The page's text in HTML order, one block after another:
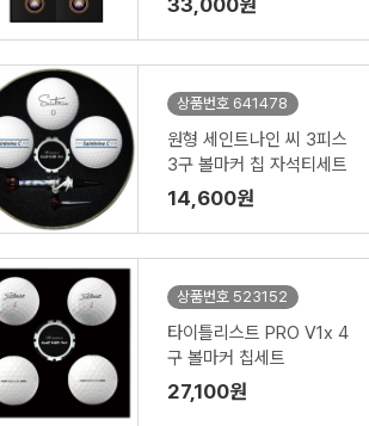
33,000원
상품번호 641478
원형 세인트나인 씨 3피스
3구 볼마커 칩 자석티세트
14,600원
상품번호 523152
타이틀리스트 PRO V1x 4
구 볼마커 칩세트
27,100원